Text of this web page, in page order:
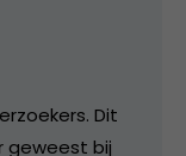
Dit
geweest bij